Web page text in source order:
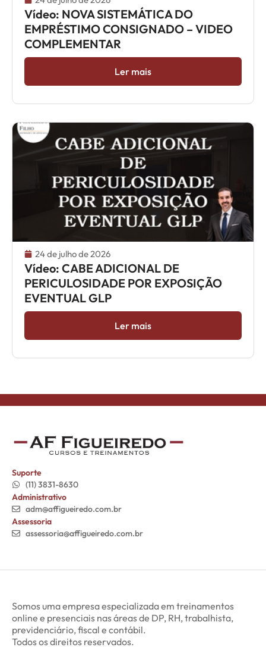
Vídeo: NOVA SISTEMÁTICA DO
EMPRÉSTIMO CONSIGNADO – VIDEO
COMPLEMENTAR
Ler mais
24 de julho de 2026
Vídeo: CABE ADICIONAL DE
PERICULOSIDADE POR EXPOSIÇÃO
EVENTUAL GLP
Ler mais
Suporte
(11) 3831-8630
Administrativo
adm@affigueiredo.com.br
Assessoria
assessoria@affigueiredo.com.br
Somos uma empresa especializada em treinamentos
online e presenciais nas áreas de DP, RH, trabalhista,
previdenciário, fiscal e contábil.
Todos os direitos reservados.